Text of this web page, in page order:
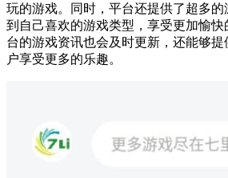
玩的游戏。同时，平台还提供了超多
到自己喜欢的游戏类型，享受更加愉
台的游戏资讯也会及时更新，还能够提
户享受更多的乐趣。